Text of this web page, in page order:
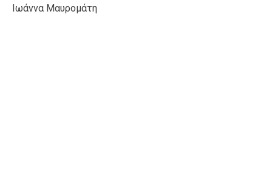
Ιωάννα Μαυρομάτη